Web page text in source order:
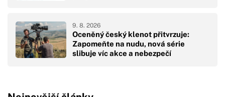
Oceněný český klenot přitvrzuje:
Zapomeňte na nudu, nová série
slibuje víc akce a nebezpečí
9. 8. 2026